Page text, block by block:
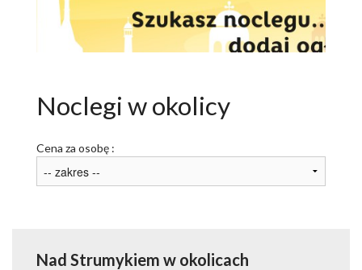
AKTYWNIE
PAKIETY
USŁUGI DLA TURYSTY
OGŁOSZENIA
ARTYKUŁY O ŚWIERADOWIE
Noclegi w okolicy
Cena za osobę :
Nad Strumykiem w okolicach